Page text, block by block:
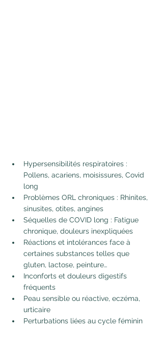
Hypersensibilités respiratoires :
Pollens, acariens, moisissures, Covid
long
Problèmes ORL chroniques : Rhinites,
sinusites, otites, angines
Séquelles de COVID long : Fatigue
chronique, douleurs inexpliquées
Réactions et intolérances face à
certaines substances telles que
gluten, lactose, peinture…
Inconforts et douleurs digestifs
fréquents
Peau sensible ou réactive, eczéma,
urticaire
Perturbations liées au cycle féminin